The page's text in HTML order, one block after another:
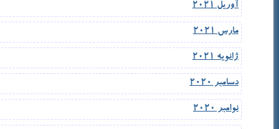
آوریل 2021
مارس 2021
ژانویه 2021
دسامبر 2020
نوامبر 2020